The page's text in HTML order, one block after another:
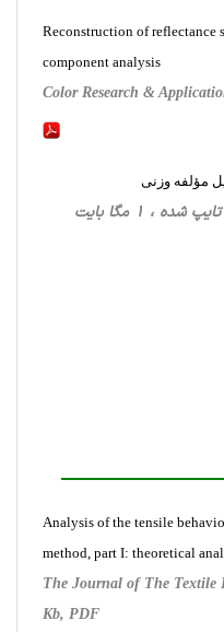
Reconstruction of reflectance
component analysis
Color Research &
مؤلفه وزنی
، کلیه گرایش ها، 21 صفحه فارسی تایپ شده ، 1 مگا بایت
Analysis of the tensile
method, part I: theoretical
The Journal of The
Kb, PDF